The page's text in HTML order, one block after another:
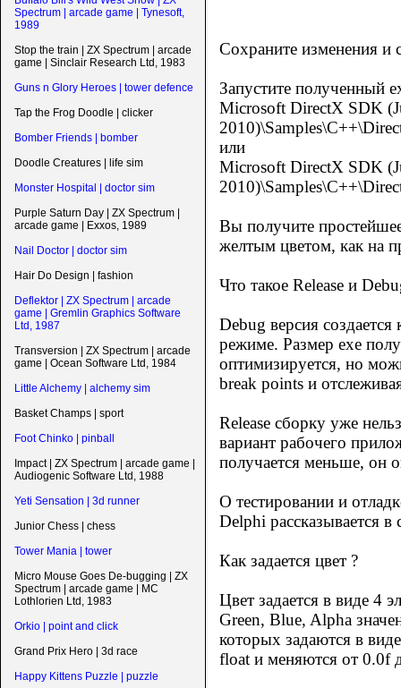
Spectrum | arcade game | Tynesoft,
1989
Stop the train | ZX Spectrum | arcade
game | Sinclair Research Ltd, 1983
Guns n Glory Heroes | tower defence
Tap the Frog Doodle | clicker
Bomber Friends | bomber
Doodle Creatures | life sim
Monster Hospital | doctor sim
Purple Saturn Day | ZX Spectrum |
arcade game | Exxos, 1989
Nail Doctor | doctor sim
Hair Do Design | fashion
Deflektor | ZX Spectrum | arcade
game | Gremlin Graphics Software
Ltd, 1987
Transversion | ZX Spectrum | arcade
game | Ocean Software Ltd, 1984
Little Alchemy | alchemy sim
Basket Champs | sport
Foot Chinko | pinball
Impact | ZX Spectrum | arcade game |
Audiogenic Software Ltd, 1988
Yeti Sensation | 3d runner
Junior Chess | chess
Tower Mania | tower
Micro Mouse Goes De-bugging | ZX
Spectrum | arcade game | MC
Lothlorien Ltd, 1983
Orkio | point and click
Grand Prix Hero | 3d race
Happy Kittens Puzzle | puzzle
Сохраните изменения и
Запустите полученный
Microsoft DirectX SDK
или
Microsoft DirectX SDK
Вы получите
желтым цветом, как на
Что такое Release и
Debug версия
режиме. Размер exe
оптимизируется, но
break points и
Release сборку уже
вариант рабочего
получается меньше, он
О тестировании и
Delphi рассказывается в
Как задается цвет ?
Цвет задается в виде 4
Green, Blue, Alpha
которых задаются в
float и меняются от 0.0f